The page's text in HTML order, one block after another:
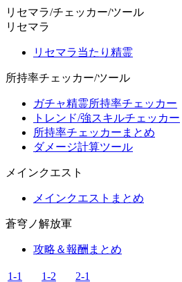
リセマラ/チェッカー/ツール
リセマラ
リセマラ当たり精霊
所持率チェッカー/ツール
ガチャ精霊所持率チェッカー
トレンド/強スキルチェッカー
所持率チェッカーまとめ
ダメージ計算ツール
メインクエスト
メインクエストまとめ
蒼穹ノ解放軍
攻略＆報酬まとめ
1-1 1-2
2-1